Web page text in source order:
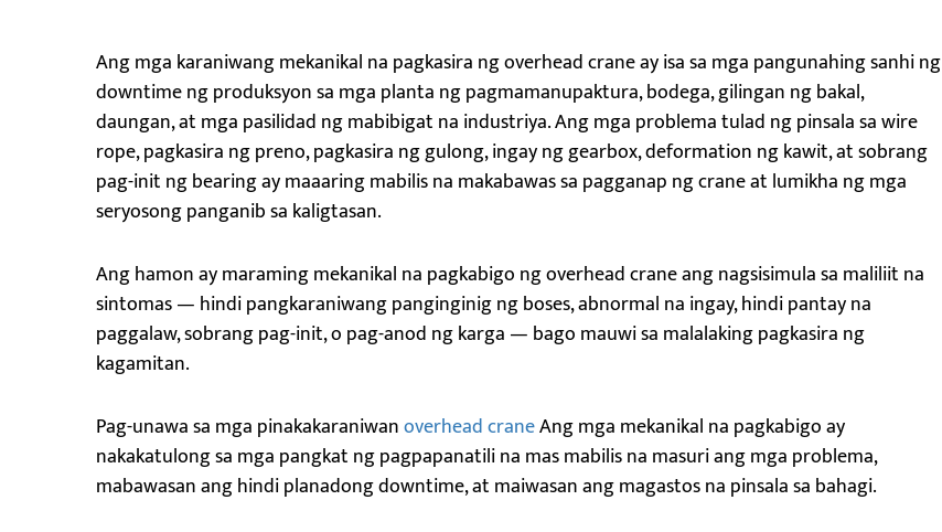
Ang mga karaniwang mekanikal na pagkasira ng overhead crane ay isa sa mga pangunahing sanhi ng
downtime ng produksyon sa mga planta ng pagmamanupaktura, bodega, gilingan ng bakal,
daungan, at mga pasilidad ng mabibigat na industriya. Ang mga problema tulad ng pinsala sa wire
rope, pagkasira ng preno, pagkasira ng gulong, ingay ng gearbox, deformation ng kawit, at sobrang
pag-init ng bearing ay maaaring mabilis na makabawas sa pagganap ng crane at lumikha ng mga
seryosong panganib sa kaligtasan.
Ang hamon ay maraming mekanikal na pagkabigo ng overhead crane ang nagsisimula sa maliliit na
sintomas — hindi pangkaraniwang panginginig ng boses, abnormal na ingay, hindi pantay na
paggalaw, sobrang pag-init, o pag-anod ng karga — bago mauwi sa malalaking pagkasira ng
kagamitan.
Pag-unawa sa mga pinakakaraniwanoverhead craneAng mga mekanikal na pagkabigo ay
nakakatulong sa mga pangkat ng pagpapanatili na mas mabilis na masuri ang mga problema,
mabawasan ang hindi planadong downtime, at maiwasan ang magastos na pinsala sa bahagi.